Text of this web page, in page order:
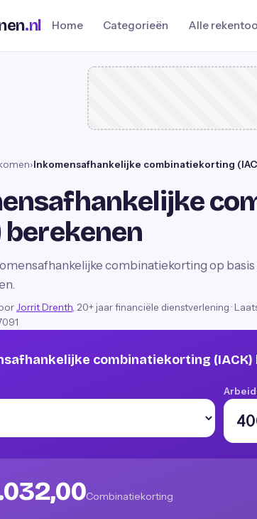
.nl Home Categorieën Alle
›Inkomensafhankelijke combinatiekorting
berekenen
combinatiekorting op basis
Jorrit Drenth , 20+ jaar financiële dienstverlening ·
combinatiekorting (IACK)
Combinatiekorting